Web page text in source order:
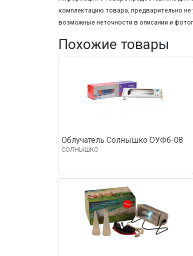
комплектацию товара, предварительно
возможные неточности в описании и
Похожие товары
Облучатель Солнышко ОУФб-08
СОЛНЫШКО